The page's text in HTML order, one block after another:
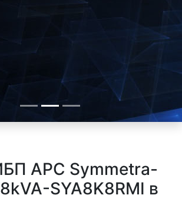
APC Symmetra-
SYA8K8RMI в